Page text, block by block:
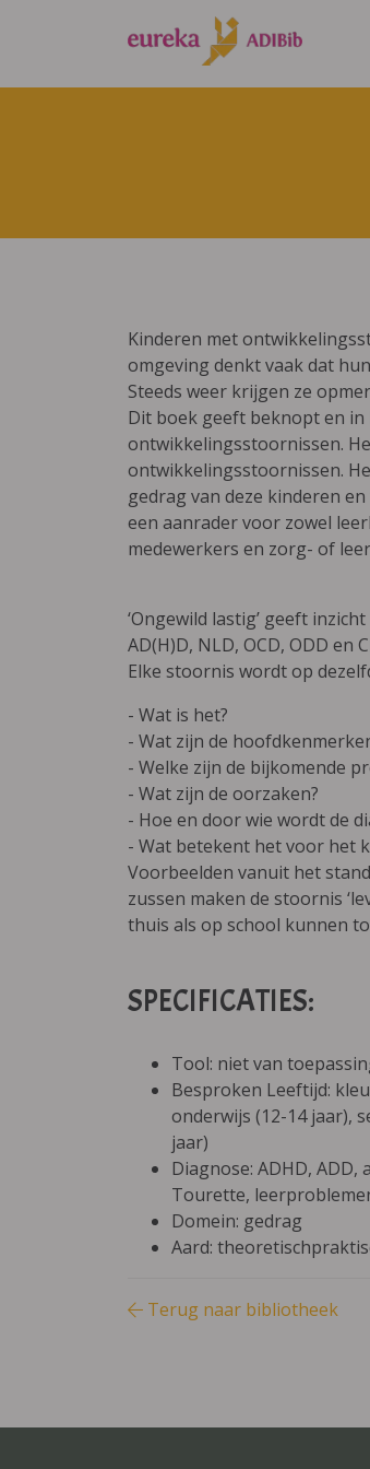
Kinderen met
omgeving denkt vaak dat
Steeds weer krijgen ze
Dit boek geeft beknopt en
ontwikkelingsstoornissen.
ontwikkelingsstoornissen.
gedrag van deze kinderen
een aanrader voor zowel
medewerkers en zorg- of
‘Ongewild lastig’ geeft
AD(H)D, NLD, OCD, ODD en
Elke stoornis wordt op
- Wat is het?
- Wat zijn de
- Welke zijn de bijkomende
- Wat zijn de oorzaken?
- Hoe en door wie wordt de
- Wat betekent het voor het
Voorbeelden vanuit het
zussen maken de stoornis
thuis als op school kunnen
SPECIFICATIES:
Tool: niet van
Besproken Leeftijd:
onderwijs (12-14 jaar),
jaar)
Diagnose: ADHD, ADD,
Tourette,
Domein: gedrag
Aard:
Terug naar bibliotheek